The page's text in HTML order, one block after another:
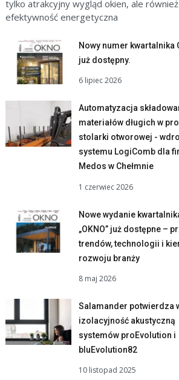
tylko atrakcyjny wygląd okien, ale również
efektywność energetyczna
Nowy numer kwartalnika
już dostępny.
6 lipiec 2026
Automatyzacja
materiałów długich w
stolarki otworowej -
systemu LogiComb dla
Medos w Chełmnie
1 czerwiec 2026
Nowe wydanie
„OKNO” już dostępne –
trendów, technologii i
rozwoju branży
8 maj 2026
Salamander potwierdza
izolacyjność akustyczną
systemów proEvolution i
bluEvolution82
10 listopad 2025